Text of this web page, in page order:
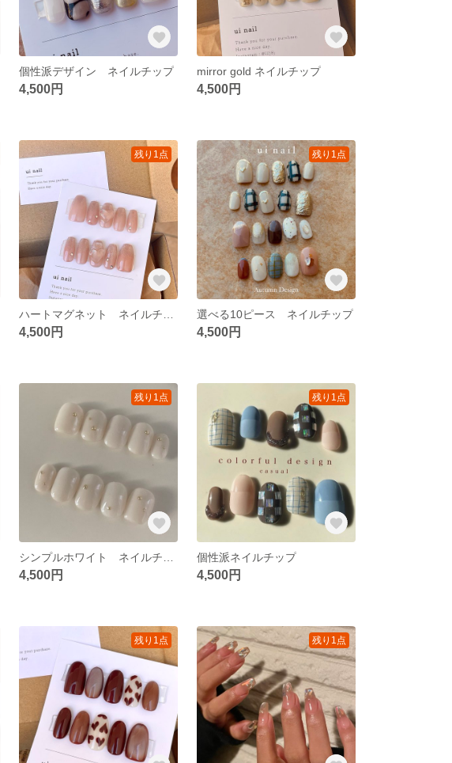
個性派デザイン ネイルチップ
4,500円
mirror gold ネイルチップ
4,500円
残り1点
4,500円
残り1点
選べる10ピース ネイルチップ
4,500円
残り1点
4,500円
残り1点
個性派ネイルチップ
4,500円
残り1点 残り1点